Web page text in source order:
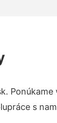
s